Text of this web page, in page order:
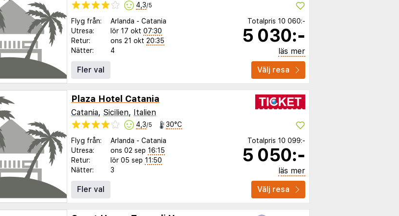
4,3/5
Flyg från: Arlanda - Catania
Utresa:
lör 17 okt 07:30
Retur:
ons 21 okt 20:35
Nätter:
4
Totalpris 10 060:-
5 030:-
läs mer
Fler val
Välj resa
Plaza Hotel Catania
Catania, Sicilien, Italien
4,3/5 30°C
Flyg från: Arlanda - Catania
Utresa:
ons 02 sep 16:15
Retur:
lör 05 sep 11:50
Nätter:
3
Totalpris 10 099:-
5 050:-
läs mer
Fler val
Välj resa